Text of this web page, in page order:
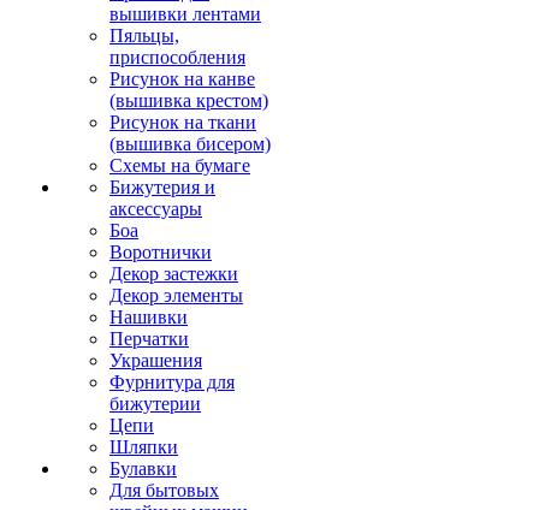
вышивки лентами
Пяльцы,
приспособления
Рисунок на канве
(вышивка крестом)
Рисунок на ткани
(вышивка бисером)
Схемы на бумаге
Бижутерия и
аксессуары
Боа
Воротнички
Декор застежки
Декор элементы
Нашивки
Перчатки
Украшения
Фурнитура для
бижутерии
Цепи
Шляпки
Булавки
Для бытовых